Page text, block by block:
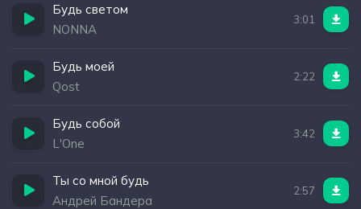
Будь светом
NONNA
3:01
Будь моей
Qost
2:22
Будь собой
L'One
3:42
Ты со мной будь
Андрей Бандера
2:57